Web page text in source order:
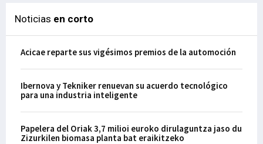
Noticias en corto
Acicae reparte sus vigésimos premios de la automoción
Ibernova y Tekniker renuevan su acuerdo tecnológico
para una industria inteligente
Papelera del Oriak 3,7 milioi euroko dirulaguntza jaso du
Zizurkilen biomasa planta bat eraikitzeko